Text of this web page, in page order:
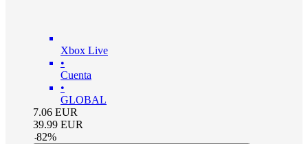
Xbox Live
•
Cuenta
•
GLOBAL
7.06 EUR
39.99 EUR
-82%